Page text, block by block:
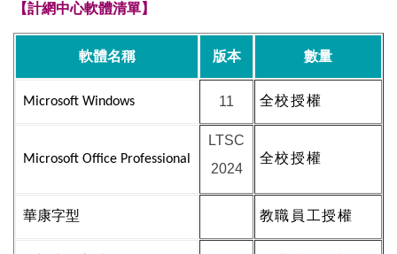
【計網中心軟體清單】
軟體名稱 版本 數量
Microsoft Windows 11 全校授權
Microsoft Office Professional
LTSC
2024
全校授權
華康字型 教職員工授權